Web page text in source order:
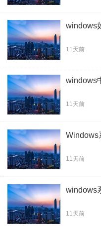
windows
11天前
windows
11天前
Windows
11天前
windows
11天前